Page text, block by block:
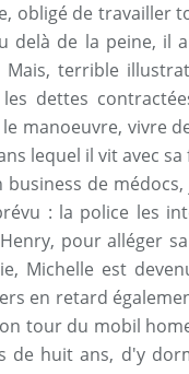
obligé de travailler
delà de la peine, il
Mais, terrible
dettes
manoeuvre, vivre
lequel il vit avec sa
de médocs,
: la police les
pour alléger
Michelle est
en retard
tour du mobil
de huit ans, d'y